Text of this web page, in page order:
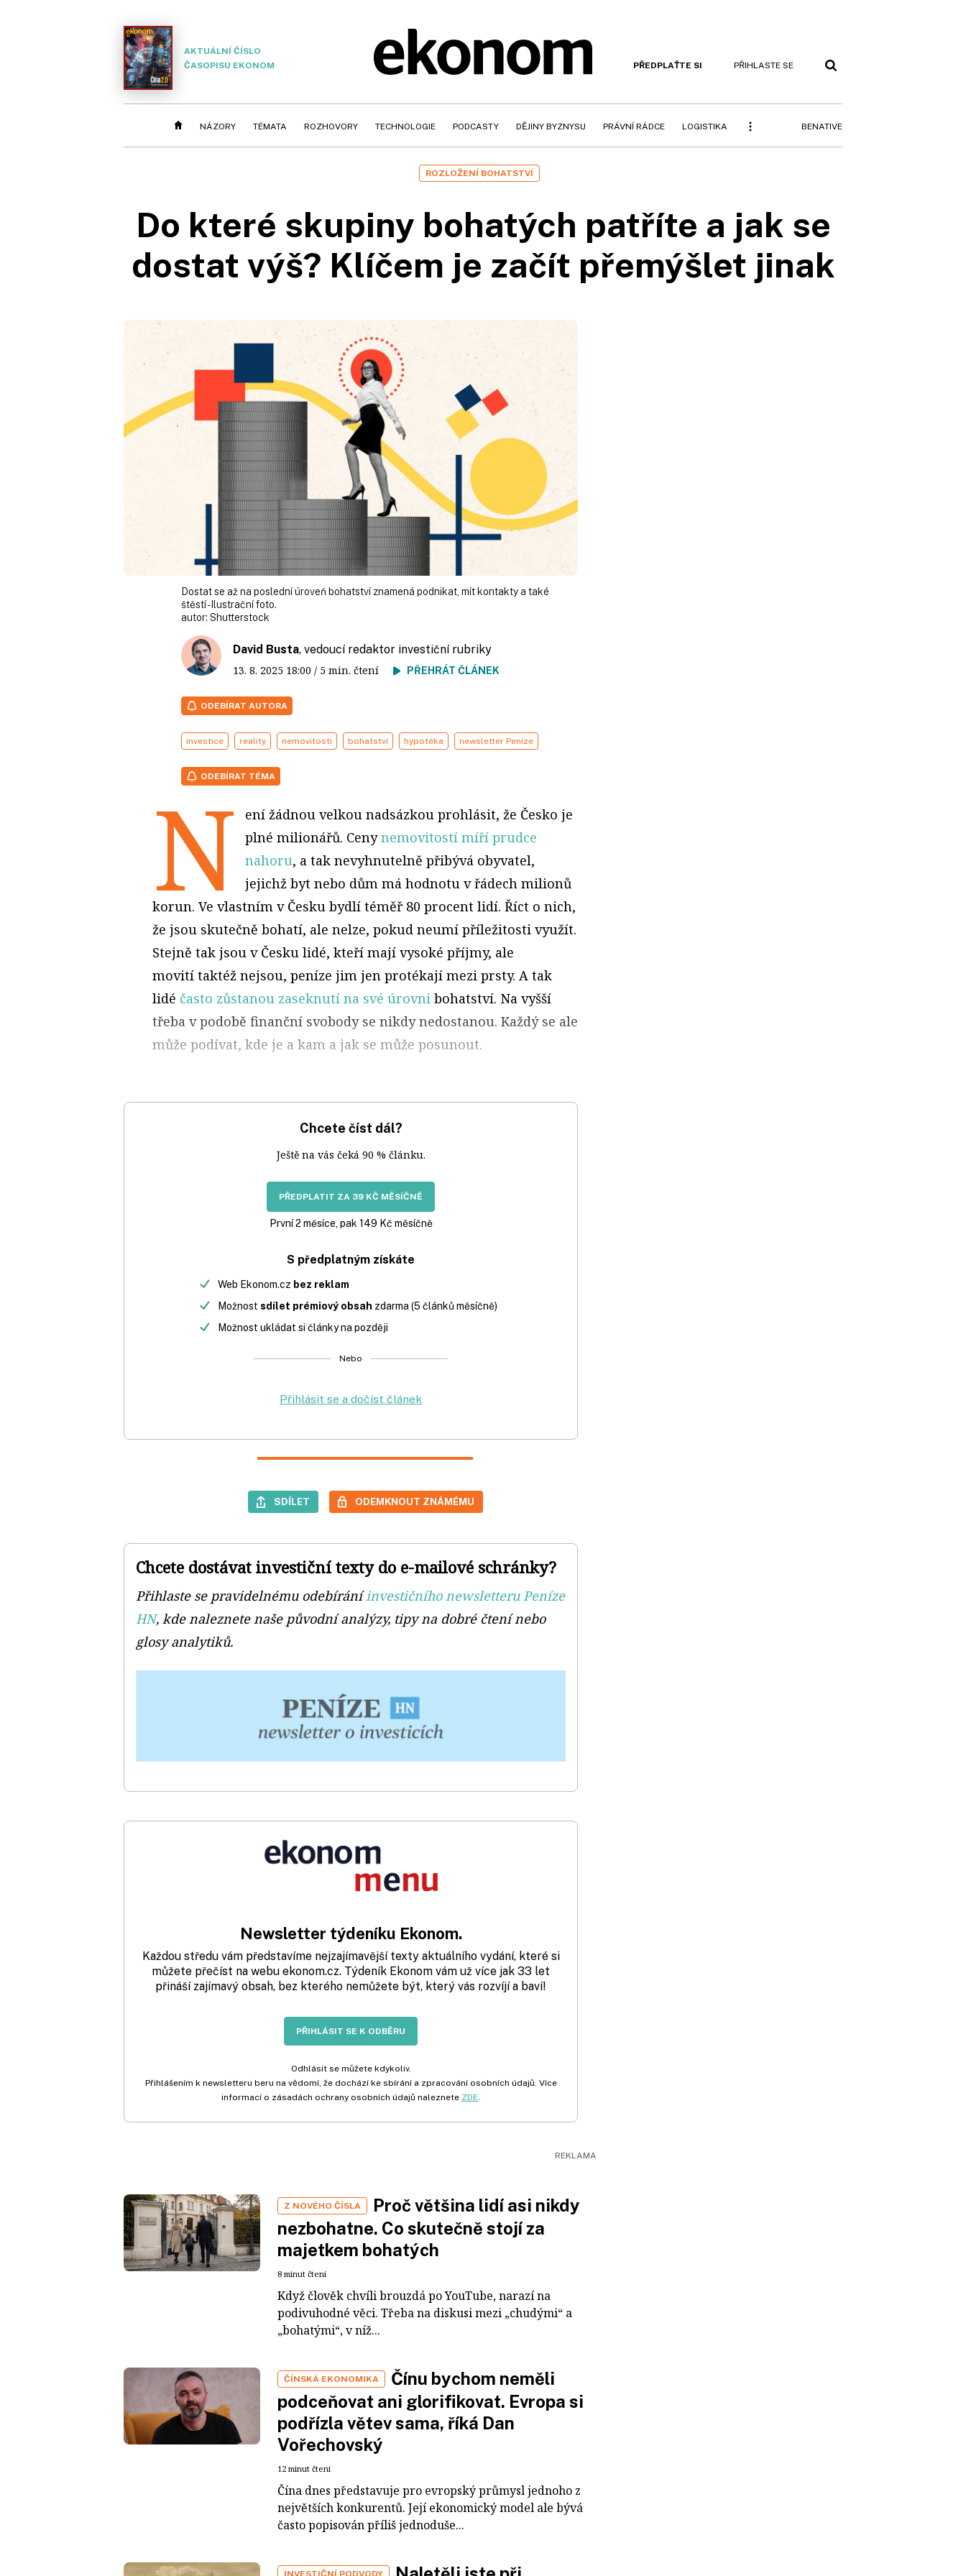
AKTUÁLNÍ ČÍSLO
ČASOPISU EKONOM
PŘEDPLAŤTE SI PŘIHLASTE SE
NÁZORY TÉMATA ROZHOVORY TECHNOLOGIE PODCASTY DĚJINY BYZNYSU PRÁVNÍ RÁDCE LOGISTIKA BENATIVE
ROZLOŽENÍ BOHATSTVÍ
Do které skupiny bohatých patříte a jak se
dostat výš? Klíčem je začít přemýšlet jinak
Dostat se až na poslední úroveň bohatství znamená podnikat, mít kontakty a také
štěstí - Ilustrační foto.
autor: Shutterstock
David Busta, vedoucí redaktor investiční rubriky
13. 8. 2025 18:00 / 5 min. čtení PŘEHRÁT ČLÁNEK
ODEBÍRAT AUTORA
investice reality nemovitosti bohatství hypotéka newsletter Peníze
ODEBÍRAT TÉMA
N
ení žádnou velkou nadsázkou prohlásit, že Česko je
plné milionářů. Cenynemovitostí míří prudce
nahoru, a tak nevyhnutelně přibývá obyvatel,
jejichž byt nebo dům má hodnotu v řádech milionů
korun. Ve vlastním v Česku bydlí téměř 80 procent lidí. Říct o nich,
že jsou skutečně bohatí, ale nelze, pokud neumí příležitosti využít.
Stejně tak jsou v Česku lidé, kteří mají vysoké příjmy, ale
movití taktéž nejsou, peníze jim jen protékají mezi prsty. A tak
lidé často zůstanou zaseknutí na své úrovni bohatství. Na vyšší
třeba v podobě finanční svobody se nikdy nedostanou. Každý se ale
může podívat, kde je a kam a jak se může posunout.
Chcete číst dál?
Ještě na vás čeká 90 % článku.
PŘEDPLATIT ZA 39 KČ MĚSÍČNĚ
První 2 měsíce, pak 149 Kč měsíčně
S předplatným získáte
Web Ekonom.cz bez reklam
Možnost sdílet prémiový obsah zdarma (5 článků měsíčně)
Možnost ukládat si články na později
Nebo
Přihlásit se a dočíst článek
SDÍLET ODEMKNOUT ZNÁMÉMU
Chcete dostávat investiční texty do e-mailové schránky?
Přihlaste se pravidelnému odebíráníinvestičního newsletteru Peníze
HN, kde naleznete naše původní analýzy, tipy na dobré čtení nebo
glosy analytiků.
Newsletter týdeníku Ekonom.
Každou středu vám představíme nejzajímavější texty aktuálního vydání, které si
můžete přečíst na webu ekonom.cz. Týdeník Ekonom vám už více jak 33 let
přináší zajímavý obsah, bez kterého nemůžete být, který vás rozvíjí a baví!
PŘIHLÁSIT SE K ODBĚRU
Odhlásit se můžete kdykoliv.
Přihlášením k newsletteru beru na vědomí, že dochází ke sbírání a zpracování osobních údajů. Více
informací o zásadách ochrany osobních údajů naleznete ZDE.
Z NOVÉHO ČÍSLA
Proč většina lidí asi nikdy
nezbohatne. Co skutečně stojí za
majetkem bohatých
8 minut čtení
Když člověk chvíli brouzdá po YouTube, narazí na
podivuhodné věci. Třeba na diskusi mezi „chudými“ a
„bohatými“, v níž...
ČÍNSKÁ EKONOMIKA
Čínu bychom neměli
podceňovat ani glorifikovat. Evropa si
podřízla větev sama, říká Dan
Vořechovský
12 minut čtení
Čína dnes představuje pro evropský průmysl jednoho z
největších konkurentů. Její ekonomický model ale bývá
často popisován příliš jednoduše...
INVESTIČNÍ PODVODY